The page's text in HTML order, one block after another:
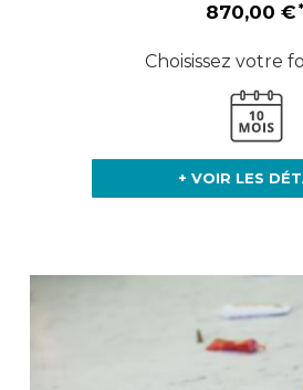
870,00 €
Choisissez votre
+ VOIR LES